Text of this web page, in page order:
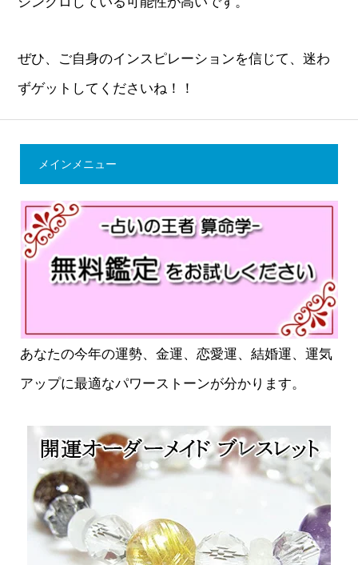
ぜひ、ご自身のインスピレーションを信じて、迷わ
ずゲットしてくださいね！！
メインメニュー
あなたの今年の運勢、金運、恋愛運、結婚運、運気
アップに最適なパワーストーンが分かります。